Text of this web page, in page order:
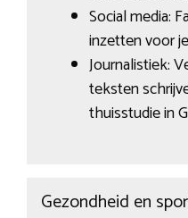
Social media:
inzetten voor
Journalistiek:
teksten
thuisstudie in
Gezondheid en